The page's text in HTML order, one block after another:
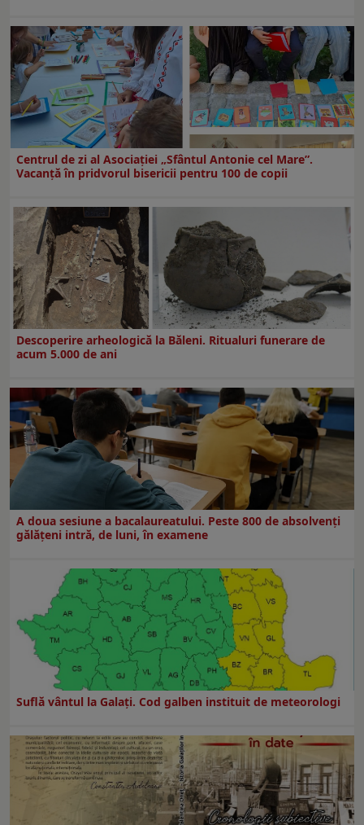
Centrul de zi al Asociației „Sfântul Antonie cel Mare”.
Vacanță în pridvorul bisericii pentru 100 de copii
Descoperire arheologică la Băleni. Ritualuri funerare de
acum 5.000 de ani
A doua sesiune a bacalaureatului. Peste 800 de absolvenţi
gălăţeni intră, de luni, în examene
Suflă vântul la Galaţi. Cod galben instituit de meteorologi